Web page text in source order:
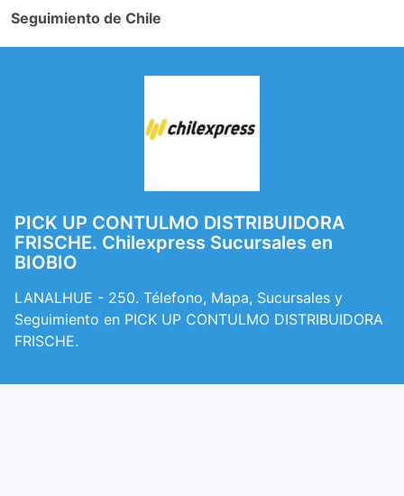
Seguimiento de Chile
PICK UP CONTULMO DISTRIBUIDORA
FRISCHE. Chilexpress Sucursales en
BIOBIO
LANALHUE - 250. Télefono, Mapa, Sucursales y
Seguimiento en PICK UP CONTULMO DISTRIBUIDORA
FRISCHE.